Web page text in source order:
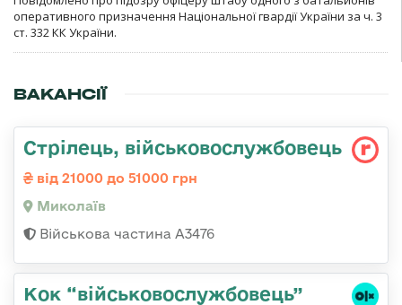
оперативного призначення Національної гвардії України за ч. 3
ст. 332 КК України.
ВАКАНСІЇ
Стрілець, військовослужбовець
від 21000 до 51000 грн
Миколаїв
Військова частина А3476
Кок “військовослужбовець”